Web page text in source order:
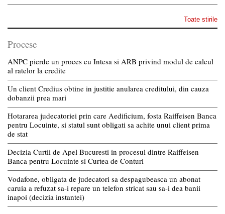
Toate stirile
Procese
ANPC pierde un proces cu Intesa si ARB privind modul de calcul
al ratelor la credite
Un client Credius obtine in justitie anularea creditului, din cauza
dobanzii prea mari
Hotararea judecatoriei prin care Aedificium, fosta Raiffeisen Banca
pentru Locuinte, si statul sunt obligati sa achite unui client prima
de stat
Decizia Curtii de Apel Bucuresti in procesul dintre Raiffeisen
Banca pentru Locuinte si Curtea de Conturi
Vodafone, obligata de judecatori sa despagubeasca un abonat
caruia a refuzat sa-i repare un telefon stricat sau sa-i dea banii
inapoi (decizia instantei)